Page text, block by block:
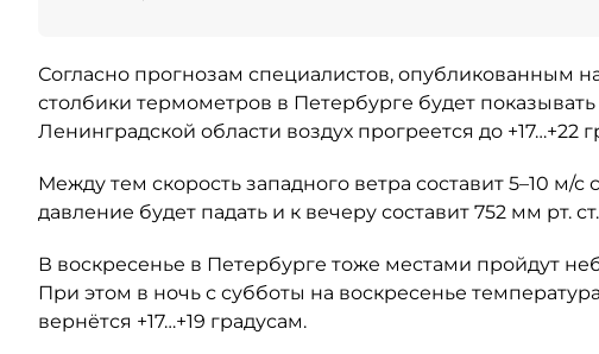
Согласно прогнозам специалистов, опубликованным
столбики термометров в Петербурге будет показывать
Ленинградской области воздух прогреется до +17…+22
Между тем скорость западного ветра составит 5–10 м/
давление будет падать и к вечеру составит 752 мм рт.
В воскресенье в Петербурге тоже местами пройдут
При этом в ночь с субботы на воскресенье температура
вернётся +17…+19 градусам.